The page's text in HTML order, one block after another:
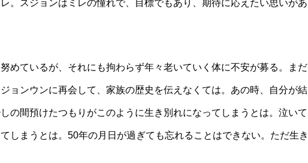
。スジョンはミレの憧れで、目標でもあり、期待に応えたい思いがあ
めているが、それにも拘わらず年々老いていく体に不安が募る。まだ
ョンウンに再会して、家族の歴史を伝えなくては。あの時、自分が結
の間預けたつもりがこのように生き別れになってしまうとは。泣いて
しまうとは。50年の月日が過ぎても忘れることはできない。ただ生き